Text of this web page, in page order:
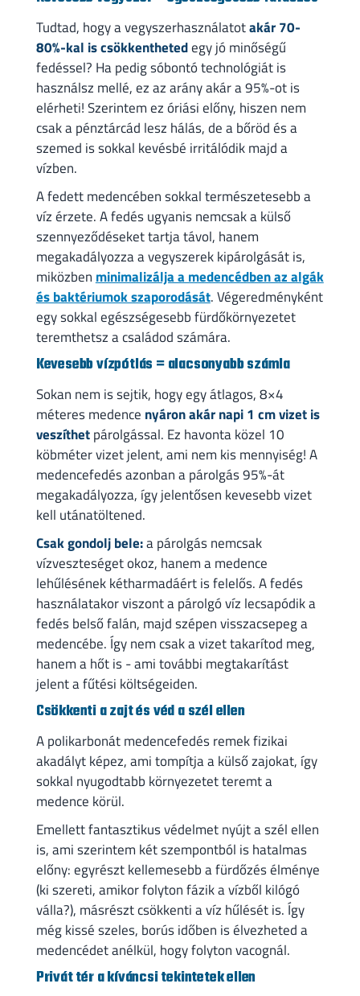
Tudtad, hogy a vegyszerhasználatotakár 70-
80%-kal is csökkenthetedegy jó minőségű
fedéssel? Ha pedig sóbontó technológiát is
használsz mellé, ez az arány akár a 95%-ot is
elérheti! Szerintem ez óriási előny, hiszen nem
csak a pénztárcád lesz hálás, de a bőröd és a
szemed is sokkal kevésbé irritálódik majd a
vízben.
A fedett medencében sokkal természetesebb a
víz érzete. A fedés ugyanis nemcsak a külső
szennyeződéseket tartja távol, hanem
megakadályozza a vegyszerek kipárolgását is,
miközben minimalizálja a medencédben az algák
és baktériumok szaporodását. Végeredményként
egy sokkal egészségesebb fürdőkörnyezetet
teremthetsz a családod számára.
Kevesebb vízpótlás = alacsonyabb számla
Sokan nem is sejtik, hogy egy átlagos, 8×4
méteres medence nyáron akár napi 1 cm vizet is
veszíthetpárolgással. Ez havonta közel 10
köbméter vizet jelent, ami nem kis mennyiség! A
medencefedés azonban a párolgás 95%-át
megakadályozza, így jelentősen kevesebb vizet
kell utánatöltened.
Csak gondolj bele:a párolgás nemcsak
vízveszteséget okoz, hanem a medence
lehűlésének kétharmadáért is felelős. A fedés
használatakor viszont a párolgó víz lecsapódik a
fedés belső falán, majd szépen visszacsepeg a
medencébe. Így nem csak a vizet takarítod meg,
hanem a hőt is - ami további megtakarítást
jelent a fűtési költségeiden.
Csökkenti a zajt és véd a szél ellen
A polikarbonát medencefedés remek fizikai
akadályt képez, ami tompítja a külső zajokat, így
sokkal nyugodtabb környezetet teremt a
medence körül.
Emellett fantasztikus védelmet nyújt a szél ellen
is, ami szerintem két szempontból is hatalmas
előny: egyrészt kellemesebb a fürdőzés élménye
(ki szereti, amikor folyton fázik a vízből kilógó
válla?), másrészt csökkenti a víz hűlését is. Így
még kissé szeles, borús időben is élvezheted a
medencédet anélkül, hogy folyton vacognál.
Privát tér a kíváncsi tekintetek ellen